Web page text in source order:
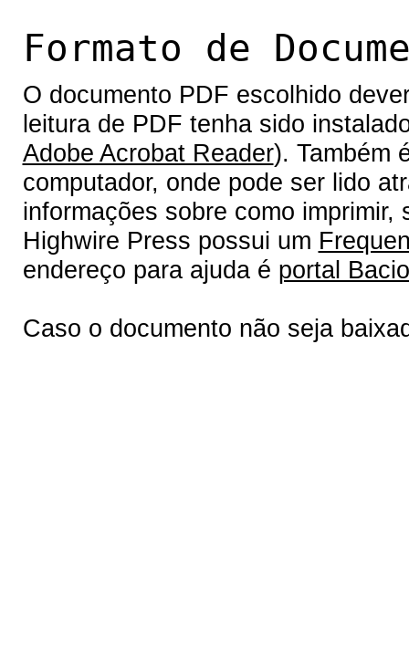
Formato de
O documento PDF escolhido
leitura de PDF tenha sido
Adobe Acrobat Reader). Também
computador, onde pode ser lido
informações sobre como
Highwire Press possui um
endereço para ajuda é portal
Caso o documento não seja